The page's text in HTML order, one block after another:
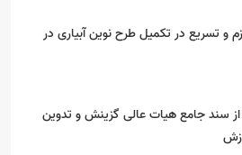
و تسریع در تکمیل طرح نوین آبیاری در
از سند جامع هیات عالی گزینش و‌ تدوین